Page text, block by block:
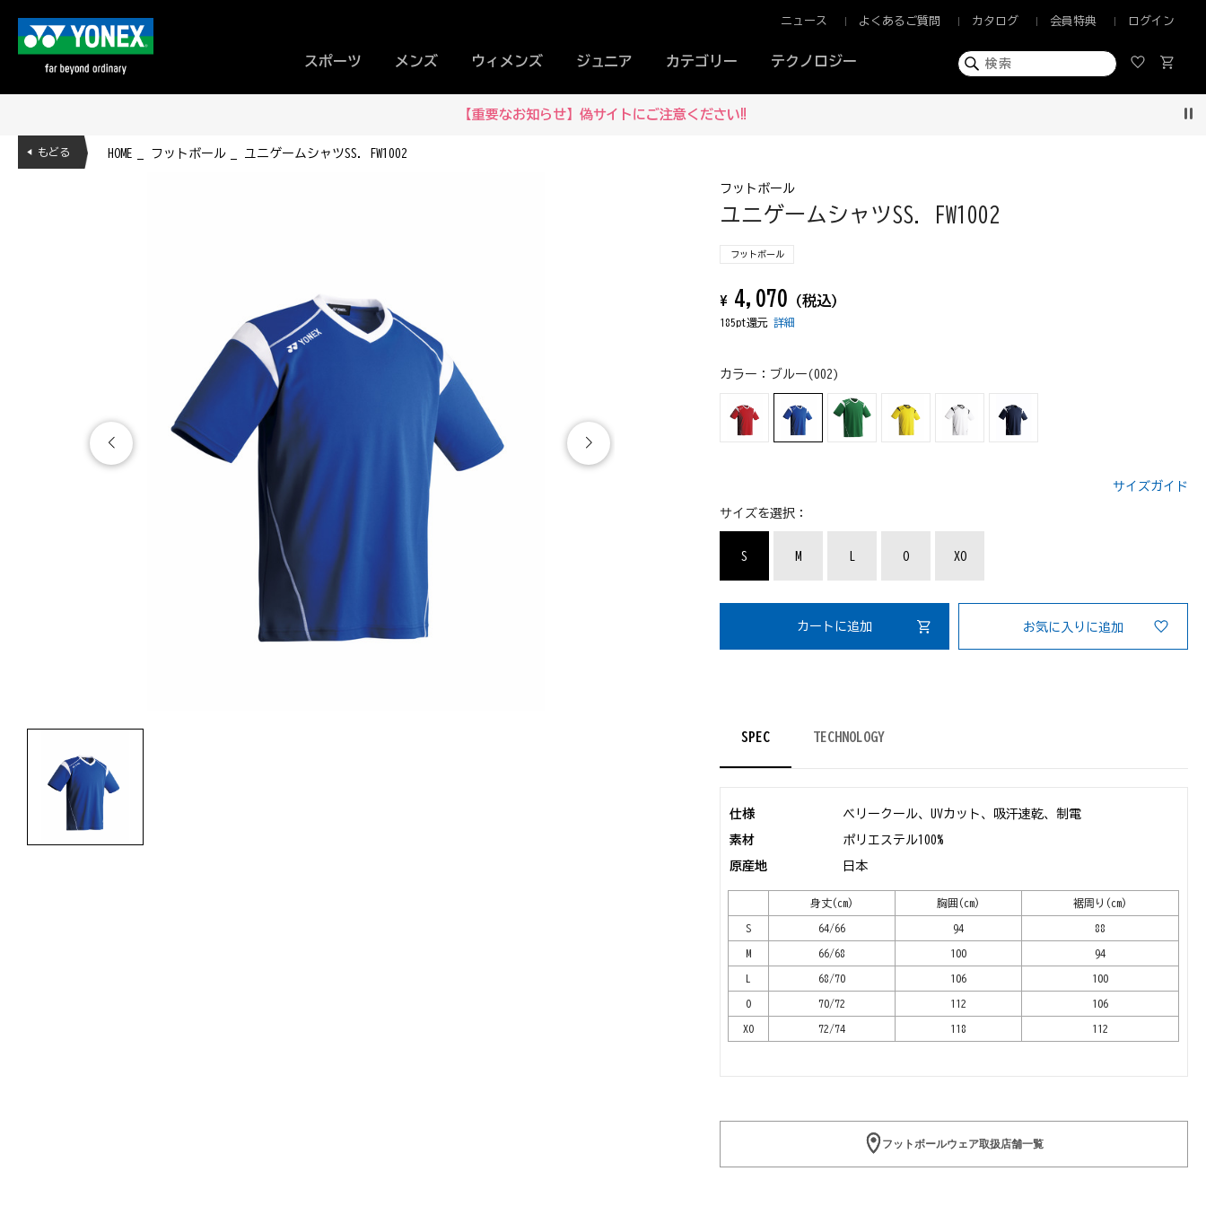
スポーツ メンズ ウィメンズ ジュニア カテゴリー テクノロジー
ニュース よくあるご質問 カタログ 会員特典 ログイン
【重要なお知らせ】偽サイトにご注意ください‼
HOME フットボール ユニゲームシャツSS. FW1002
◀ もどる
フットボール
ユニゲームシャツSS. FW1002
フットボール
¥ 4,070 (税込)
185pt還元詳細
カラー： ブルー(002)
サイズガイド
サイズを選択：
S M O XO
カートに追加 お気に入りに追加
SPEC TECHNOLOGY
仕様 ベリークール、UVカット、吸汗速乾、制電
素材 ポリエステル100%
原産地 日本
身丈(cm) 胸囲(cm) 裾周り(cm)
S 64/66 94 88
M 66/68 100 94
L 68/70 106 100
O 70/72 112 106
XO 72/74 118 112
フットボールウェア取扱店舗一覧